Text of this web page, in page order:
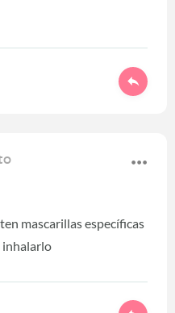
mascarillas específicas
inhalarlo